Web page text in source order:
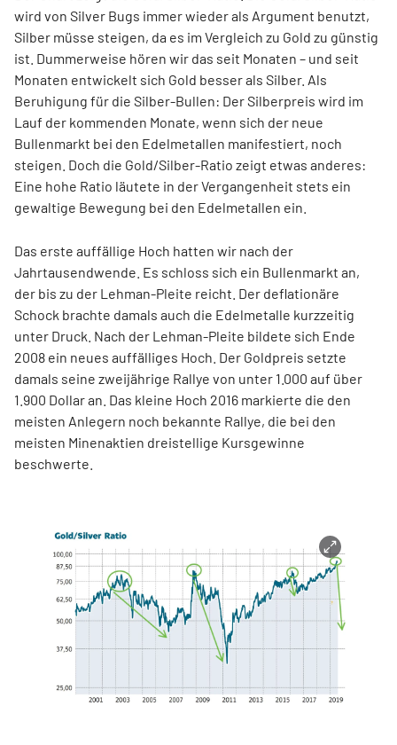
wird von Silver Bugs immer wieder als Argument benutzt,
Silber müsse steigen, da es im Vergleich zu Gold zu günstig
ist. Dummerweise hören wir das seit Monaten – und seit
Monaten entwickelt sich Gold besser als Silber. Als
Beruhigung für die Silber-Bullen: Der Silberpreis wird im
Lauf der kommenden Monate, wenn sich der neue
Bullenmarkt bei den Edelmetallen manifestiert, noch
steigen. Doch die Gold/Silber-Ratio zeigt etwas anderes:
Eine hohe Ratio läutete in der Vergangenheit stets ein
gewaltige Bewegung bei den Edelmetallen ein.
Das erste auffällige Hoch hatten wir nach der
Jahrtausendwende. Es schloss sich ein Bullenmarkt an,
der bis zu der Lehman-Pleite reicht. Der deflationäre
Schock brachte damals auch die Edelmetalle kurzzeitig
unter Druck. Nach der Lehman-Pleite bildete sich Ende
2008 ein neues auffälliges Hoch. Der Goldpreis setzte
damals seine zweijährige Rallye von unter 1.000 auf über
1.900 Dollar an. Das kleine Hoch 2016 markierte die den
meisten Anlegern noch bekannte Rallye, die bei den
meisten Minenaktien dreistellige Kursgewinne
beschwerte.